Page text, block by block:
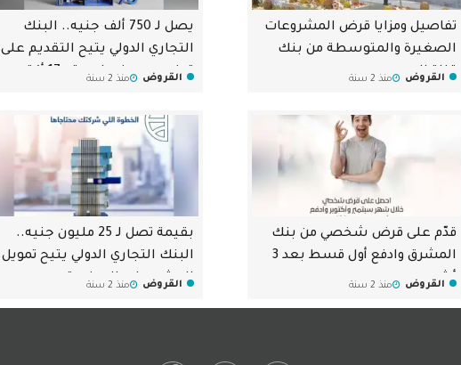
تفاصيل ومزايا قرض المشروعات
الصغيرة والمتوسطة من بنك
قناة السويس
القروض منذ 2 سنة
يصل لـ 750 ألف جنيه.. البنك
التجاري الدولي يتيح التقديم على
قرض بدون ضمان حتى 17 أكتوبر
القروض منذ 2 سنة
قدّم على قرض شخصي من بنك
المشرق وادفع أول قسط بعد 3
أشهر
القروض منذ 2 سنة
بقيمة تصل لـ 25 مليون جنيه..
البنك التجاري الدولي يتيح تمويل
المشروعات الصغيرة
القروض منذ 2 سنة